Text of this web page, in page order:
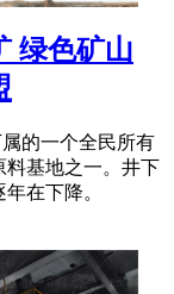
绿色矿山
的一个全民所有
料基地之一。井下
在下降。